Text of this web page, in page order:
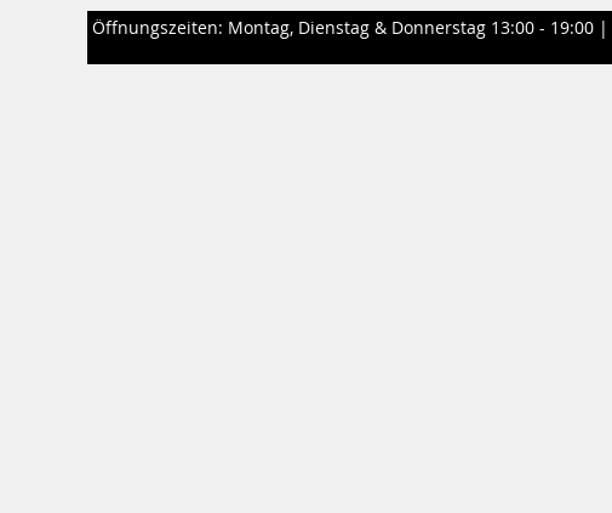
Öffnungszeiten: Montag, Dienstag & Donnerstag 13:00 - 19:00 |